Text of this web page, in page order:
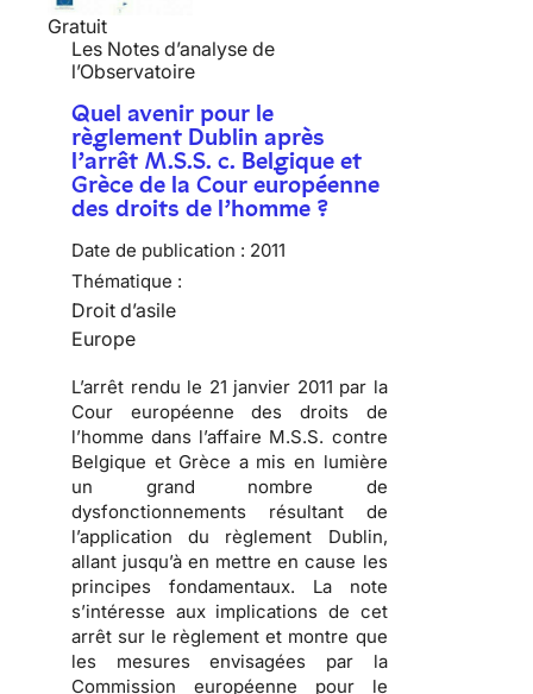
Gratuit
Les Notes d’analyse de
l’Observatoire
Quel avenir pour le
règlement Dublin après
l’arrêt M.S.S. c. Belgique et
Grèce de la Cour européenne
des droits de l’homme ?
Date de publication : 2011
Thématique :
Droit d’asile
Europe
L’arrêt rendu le 21 janvier 2011 par la
Cour européenne des droits de
l’homme dans l’affaire M.S.S. contre
Belgique et Grèce a mis en lumière
un grand nombre de
dysfonctionnements résultant de
l’application du règlement Dublin,
allant jusqu’à en mettre en cause les
principes fondamentaux. La note
s’intéresse aux implications de cet
arrêt sur le règlement et montre que
les mesures envisagées par la
Commission européenne pour le